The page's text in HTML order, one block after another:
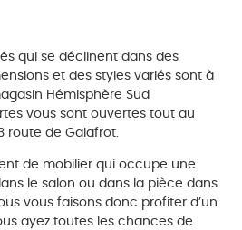
qui se déclinent dans des
et des styles variés sont à
Hémisphère Sud
vous sont ouvertes tout au
route de Galafrot.
de mobilier qui occupe une
le salon ou dans la pièce dans
vous faisons donc profiter d’un
ayez toutes les chances de